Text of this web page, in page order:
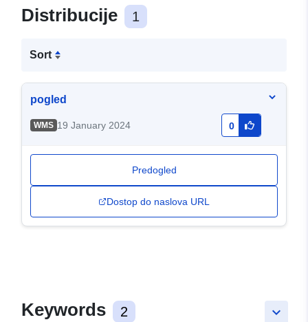
Distribucije 1
Sort
pogled
WMS 19 January 2024 0
Predogled
Dostop do naslova URL
keyboard_arrow_down
Keywords 2